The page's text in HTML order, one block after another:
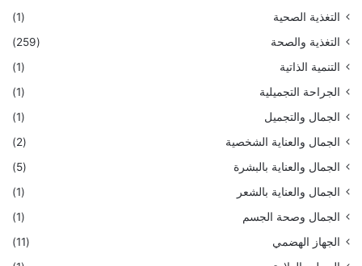
التغذية الصحية
(1)
التغذية والصحة
(259)
التنمية الذاتية
(1)
الجراحة التجميلية
(1)
الجمال والتجميل
(1)
الجمال والعناية الشخصية
(2)
الجمال والعناية بالبشرة
(5)
الجمال والعناية بالشعر
(1)
الجمال وصحة الجسم
(1)
الجهاز الهضمي
(11)